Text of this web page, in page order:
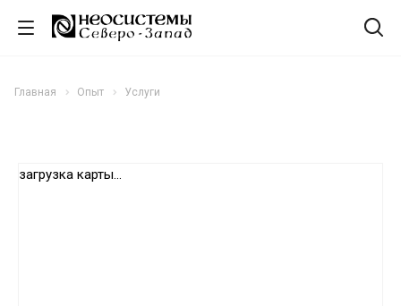
Главная Опыт Услуги
загрузка карты...